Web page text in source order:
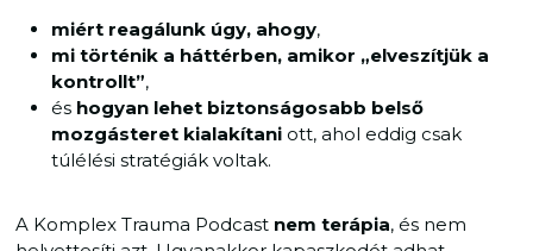
miért reagálunk úgy, ahogy,
mi történik a háttérben, amikor „elveszítjük a
kontrollt”,
és hogyan lehet biztonságosabb belső
mozgásteret kialakítaniott, ahol eddig csak
túlélési stratégiák voltak.
A Komplex Trauma Podcast nem terápia, és nem